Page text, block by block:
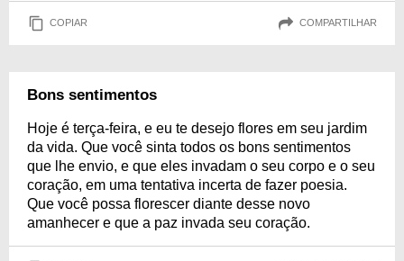
COPIAR COMPARTILHAR
Bons sentimentos
Hoje é terça-feira, e eu te desejo flores em seu jardim
da vida. Que você sinta todos os bons sentimentos
que lhe envio, e que eles invadam o seu corpo e o seu
coração, em uma tentativa incerta de fazer poesia.
Que você possa florescer diante desse novo
amanhecer e que a paz invada seu coração.